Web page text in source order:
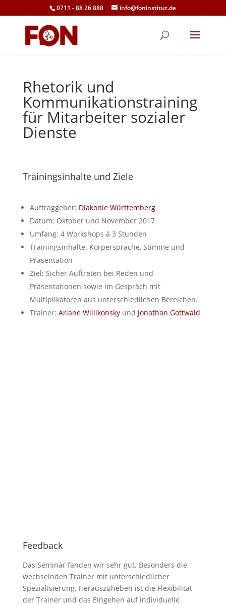
0711 - 88 26 888 info@foninstitut.de
Rhetorik und
Kommunikationstraining
für Mitarbeiter sozialer
Dienste
Trainingsinhalte und Ziele
Auftraggeber: Diakonie Württemberg
Datum: Oktober und November 2017
Umfang: 4 Workshops á 3 Stunden
Trainingsinhalte: Körpersprache, Stimme und
Präsentation
Ziel: Sicher Auftreten bei Reden und
Präsentationen sowie im Gespräch mit
Multiplikatoren aus unterschiedlichen Bereichen.
Trainer: Ariane Willikonskyund Jonathan Gottwald
Feedback
Das Seminar fanden wir sehr gut. Besonders die
wechselnden Trainer mit unterschiedlicher
Spezialisierung. Herauszuheben ist die Flexibilität
der Trainer und das Eingehen auf individuelle